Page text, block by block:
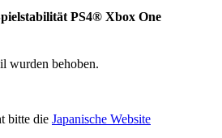
PS4® Xbox One
wurden behoben.
bitte die Japanische Website